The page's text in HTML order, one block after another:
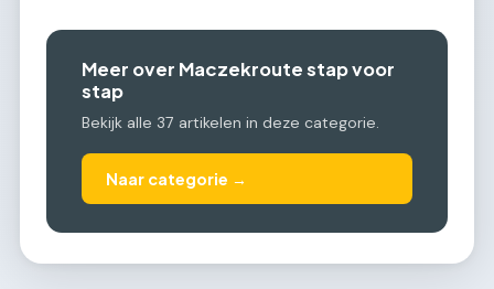
Meer over Maczekroute stap voor
stap
Bekijk alle 37 artikelen in deze categorie.
Naar categorie →